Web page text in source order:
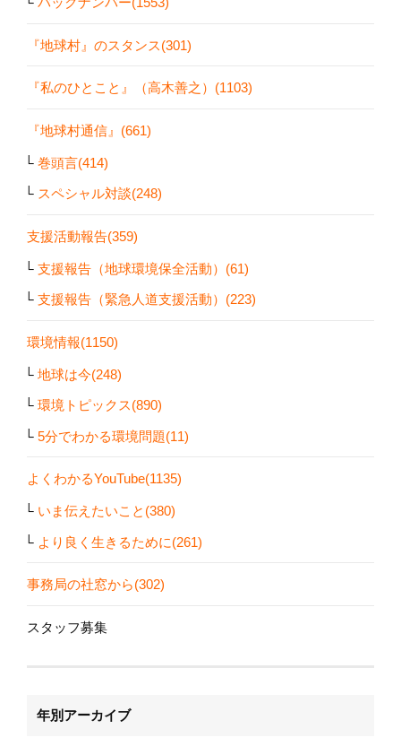
『地球村』のスタンス(301)
『私のひとこと』（高木善之）(1103)
『地球村通信』(661)
巻頭言(414)
スペシャル対談(248)
支援活動報告(359)
支援報告（地球環境保全活動）(61)
支援報告（緊急人道支援活動）(223)
環境情報(1150)
地球は今(248)
環境トピックス(890)
5分でわかる環境問題(11)
よくわかるYouTube(1135)
いま伝えたいこと(380)
より良く生きるために(261)
事務局の社窓から(302)
スタッフ募集
年別アーカイブ